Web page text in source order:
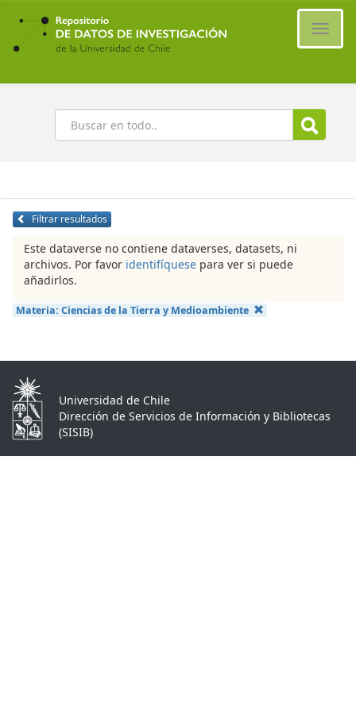
Ir
contenido
principal
Buscar
Filtrar resultados
Este dataverse no contiene dataverses, datasets, ni
archivos. Por favor identifíquese para ver si puede
añadirlos.
Materia: Ciencias de la Tierra y Medioambiente
Universidad de Chile
Dirección de Servicios de Información y Bibliotecas
(SISIB)